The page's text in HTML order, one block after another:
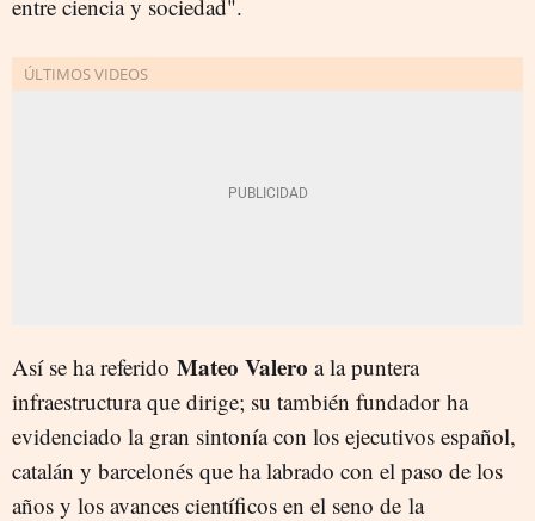
entre ciencia y sociedad".
Así se ha referido Mateo Valero a la puntera
infraestructura que dirige; su también fundador ha
evidenciado la gran sintonía con los ejecutivos español,
catalán y barcelonés que ha labrado con el paso de los
años y los avances científicos en el seno de la